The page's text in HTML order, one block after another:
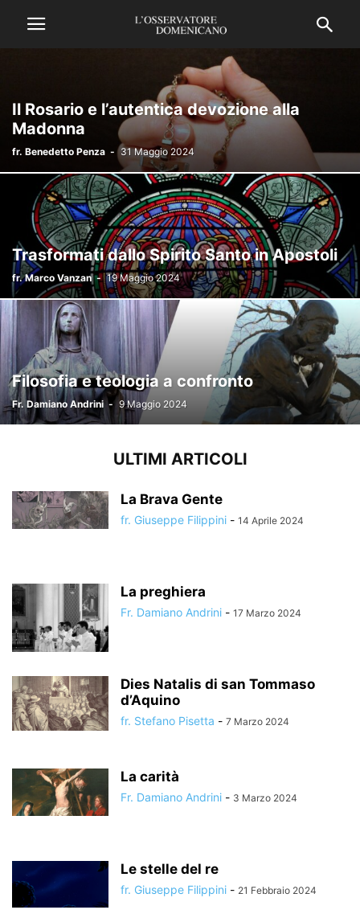
Il Rosario e l’autentica devozione alla
Madonna
fr. Benedetto Penza - 31 Maggio 2024
Trasformati dallo Spirito Santo in Apostoli
fr. Marco Vanzan - 19 Maggio 2024
Filosofia e teologia a confronto
Fr. Damiano Andrini - 9 Maggio 2024
ULTIMI ARTICOLI
La Brava Gente
fr. Giuseppe Filippini - 14 Aprile 2024
La preghiera
Fr. Damiano Andrini - 17 Marzo 2024
Dies Natalis di san Tommaso
d’Aquino
fr. Stefano Pisetta - 7 Marzo 2024
La carità
Fr. Damiano Andrini - 3 Marzo 2024
Le stelle del re
fr. Giuseppe Filippini - 21 Febbraio 2024